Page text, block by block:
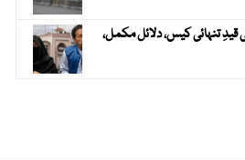
قیدِ تنہائی کیس، دلائل مکمل،